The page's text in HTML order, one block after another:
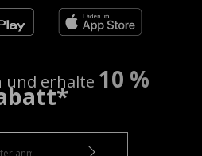
und erhalte 10 %